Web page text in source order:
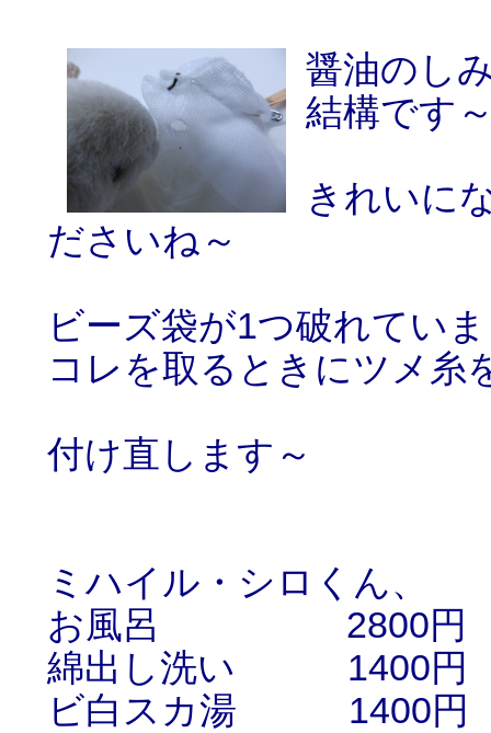
醤油のし
結構です
きれいに
ださいね～
ビーズ袋が1つ破れてい
コレを取るときにツメ糸
付け直します～
ミハイル・シロくん、
お風呂 2800円
綿出し洗い 1400円
ビ白スカ湯 1400円